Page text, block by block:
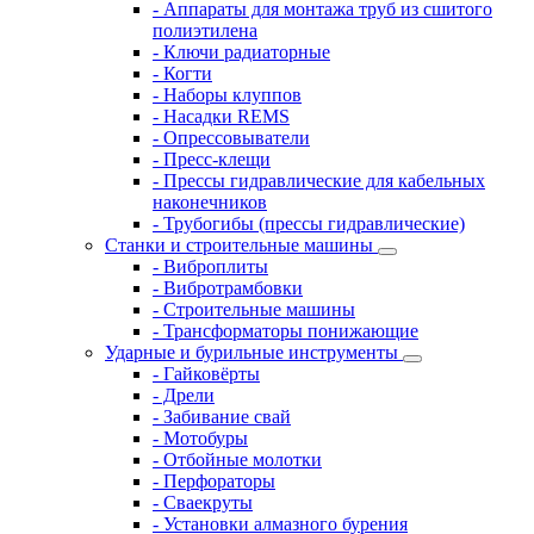
- Аппараты для монтажа труб из сшитого
полиэтилена
- Ключи радиаторные
- Когти
- Наборы клуппов
- Насадки REMS
- Опрессовыватели
- Пресс-клещи
- Прессы гидравлические для кабельных
наконечников
- Трубогибы (прессы гидравлические)
Станки и строительные машины
- Виброплиты
- Вибротрамбовки
- Строительные машины
- Трансформаторы понижающие
Ударные и бурильные инструменты
- Гайковёрты
- Дрели
- Забивание свай
- Мотобуры
- Отбойные молотки
- Перфораторы
- Сваекруты
- Установки алмазного бурения